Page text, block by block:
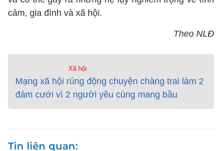
cảm, gia đình và xã hội.
Theo NLĐ
Xã hội
Mạng xã hội rúng động chuyện chàng trai làm 2
đám cưới vì 2 người yêu cùng mang bầu
Tin liên quan